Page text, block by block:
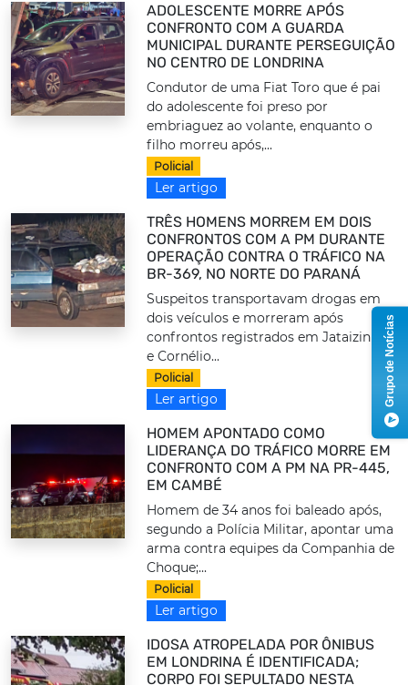
ADOLESCENTE MORRE APÓS
CONFRONTO COM A GUARDA
MUNICIPAL DURANTE PERSEGUIÇÃO
NO CENTRO DE LONDRINA
Condutor de uma Fiat Toro que é pai
do adolescente foi preso por
embriaguez ao volante, enquanto o
filho morreu após,...
Policial
Ler artigo
TRÊS HOMENS MORREM EM DOIS
CONFRONTOS COM A PM DURANTE
OPERAÇÃO CONTRA O TRÁFICO NA
BR-369, NO NORTE DO PARANÁ
Suspeitos transportavam drogas em
dois veículos e morreram após
confrontos registrados em Jataizinho
e Cornélio...
Policial
Ler artigo
HOMEM APONTADO COMO
LIDERANÇA DO TRÁFICO MORRE EM
CONFRONTO COM A PM NA PR-445,
EM CAMBÉ
Homem de 34 anos foi baleado após,
segundo a Polícia Militar, apontar uma
arma contra equipes da Companhia de
Choque;...
Policial
Ler artigo
IDOSA ATROPELADA POR ÔNIBUS
EM LONDRINA É IDENTIFICADA;
CORPO FOI SEPULTADO NESTA
Grupo de Notícias